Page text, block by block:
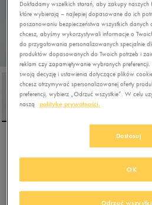
SKECHERS METEOR-
LIGHTS
Dokładamy wszelkich starań, aby zakupy naszych
które wybierają – najlepiej dopasowane do ich
poszanowaniu bezpieczeństwa wszystkich danych
chcesz, abyśmy wykorzystywali informacje o
do przygotowania personalizowanych specjalnie
produktów dopasowanych do Twoich potrzeb i
reklam czy zapamiętywanie wybranych
swoją decyzję i ustawienia dotyczące plików
chcesz otrzymywać spersonalizowanej oferty
preferencji, wybierz „Odrzuć wszystkie”. W celu
naszą
politykę prywatności.
Dostosuj
Odrzuć
OK